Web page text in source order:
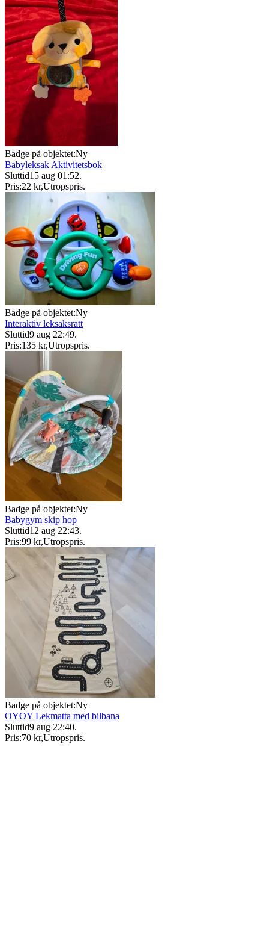
Badge på objektet:Ny
Babyleksak Aktivitetsbok
Sluttid15 aug 01:52.
Pris:22 kr,Utropspris.
Badge på objektet:Ny
Interaktiv leksaksratt
Sluttid9 aug 22:49.
Pris:135 kr,Utropspris.
Badge på objektet:Ny
Babygym skip hop
Sluttid12 aug 22:43.
Pris:99 kr,Utropspris.
Badge på objektet:Ny
OYOY Lekmatta med bilbana
Sluttid9 aug 22:40.
Pris:70 kr,Utropspris.